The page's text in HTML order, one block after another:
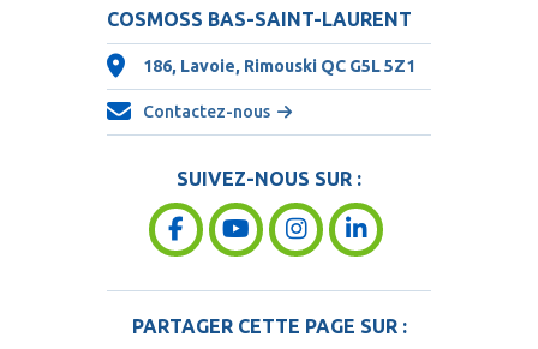
COSMOSS BAS-SAINT-LAURENT
186, Lavoie, Rimouski QC G5L 5Z1
Contactez-nous
SUIVEZ-NOUS SUR :
PARTAGER CETTE PAGE SUR :